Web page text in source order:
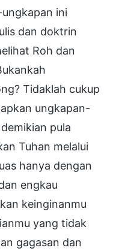
ini
dan doktrin
Roh dan
Tidaklah cukup
ungkapan-
pula
Tuhan melalui
hanya dengan
engkau
keinginanmu
yang tidak
gagasan dan